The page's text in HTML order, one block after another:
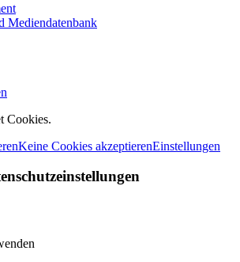
Mediendatenbank
Cookies.
Keine Cookies akzeptierenEinstellungen